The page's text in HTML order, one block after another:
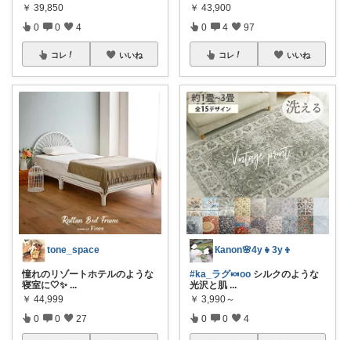
￥ 39,850
0 0 4
コレ いいね
tone_space
憧れのリゾートホテルのような
寝室に🤍✨ ...
￥ 44,999
0 0 27
￥ 43,900
0 4 97
コレ いいね
Кanon🌸4y👧3y👦
#ka_ラグ🍬oo シルクのような
光沢と肌 ...
￥ 3,990～
0 0 4